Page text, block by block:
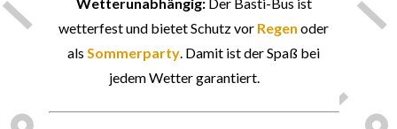
wetterfest und bietet Schutz vor Regen oder
alsSommerparty. Damit ist der Spaß bei
jedem Wetter garantiert.